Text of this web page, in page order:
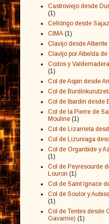
Castroviejo desde
(1)
Cellórigo desde
CIMA (1)
Clavijo desde Alberite
Clavijo por Albelda de
Codos y
(1)
Col de Aspin desde
Col de
Col de Ibardin desde
Col de la Pierre de
Mouline (1)
Col de Lizarrieta
Col de Lizuniaga
Col de Organbide y
(1)
Col de Peyresourde
Louron (1)
Col de Saint Ignace
Col de Soulor y
(1)
Col de Tentes desde
Gavarnie) (1)